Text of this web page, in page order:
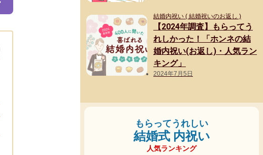
結婚内祝い ( 結婚祝いのお返し )
【2024年調査】もらってう
れしかった！「ホンネの結
婚内祝い(お返し)・人気ラン
キング」
2024年7月5日
もらってうれしい
結婚式 内祝い
人気ランキング